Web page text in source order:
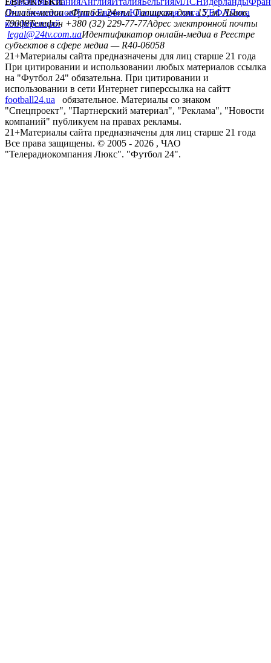
Лига чемпионовЛига ЕвропыЮношеская лига УЕФАЛига
конференций
Онлайн-медиа «Футбол 24»пл. Галицкая, дом. 15, м. Львов,
79008Телефон +380 (32) 229-77-77Адрес электронной почты
legal@24tv.com.uaИдентификатор онлайн-медиа в Реестре
субъектов в сфере медиа — R40-06058
21+Материалы сайта предназначены для лиц старше 21 года
При цитировании и использовании любых материалов ссылка
на "Футбол 24" обязательна. При цитировании и
использовании в сети Интернет гиперссылка на сайтт
football24.ua
обязательное. Материалы со знаком
"Спецпроект", "Партнерский материал", "Реклама", "Новости
компаний" публикуем на правах рекламы.
21+Материалы сайта предназначены для лиц старше 21 года
Все права защищены. © 2005 - 2026 , ЧАО
"Телерадиокомпания Люкс". "Футбол 24".